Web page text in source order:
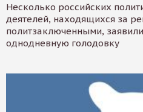
Несколько российских
деятелей, находящихся за
политзаключенными,
однодневную голодовку